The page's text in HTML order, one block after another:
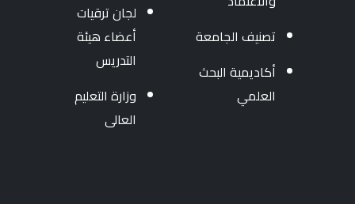
تصنيف الجامعة
أكاديمية البحث
العلمي
لجان ترقيات
أعضاء هيئة
التدريس
وزارة التعليم
العالى